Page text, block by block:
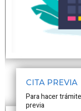
CITA PREVIA
Para hacer
previa